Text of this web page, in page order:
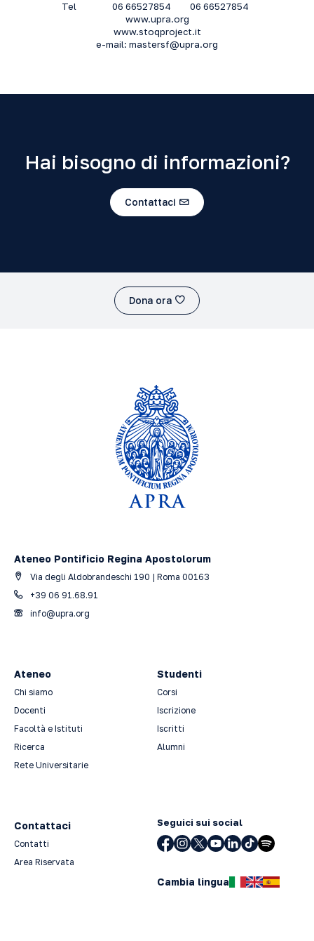
Tel
06 66527854
06 66527854
www.upra.org
www.stoqproject.it
e-mail: mastersf@upra.org
Hai bisogno di informazioni?
Contattaci
Dona ora
Ateneo Pontificio Regina Apostolorum
Via degli Aldobrandeschi 190 | Roma 00163
+39 06 91.68.91
info@upra.org
Ateneo
Chi siamo
Docenti
Facoltà e Istituti
Ricerca
Rete Universitarie
Studenti
Corsi
Iscrizione
Iscritti
Alumni
Contattaci
Contatti
Area Riservata
Seguici sui social
Cambia lingua